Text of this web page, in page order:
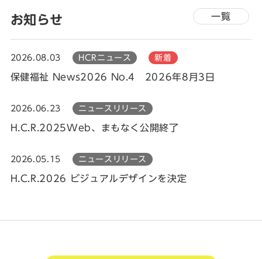
お知らせ 一覧
2026.08.03 HCRニュース 新着
保健福祉 News2026 No.4 2026年8月3日
2026.06.23 ニュースリリース
H.C.R.2025Web、まもなく公開終了
2026.05.15 ニュースリリース
H.C.R.2026 ビジュアルデザインを決定